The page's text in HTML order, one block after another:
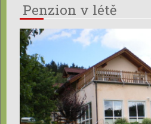
Penzion v létě